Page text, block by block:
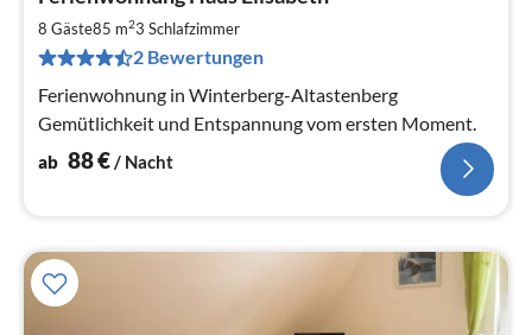
8 Gäste85 m23 Schlafzimmer
2 Bewertungen
Ferienwohnung in Winterberg-Altastenberg
Gemütlichkeit und Entspannung vom ersten Moment.
ab 88€/ Nacht